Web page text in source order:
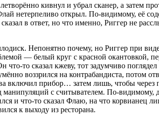
кивнул и убрал сканер, а затем
нетерпеливо открыл. По-видимому, её
в ответ, но что именно, Риггер не
Непонятно почему, но Риггер при
— белый круг с красной окантовкой,
то сказал кжеву, тот задумчиво
воззрился на контрабандиста, потом
включил прибор… затем лишь, чтобы через
манипуляций с считывателем. По-
и что-то сказал Флаю, на что корвианец
к выходу из ресторана.